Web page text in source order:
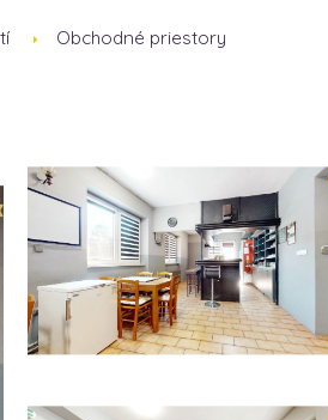
Obchodné priestory